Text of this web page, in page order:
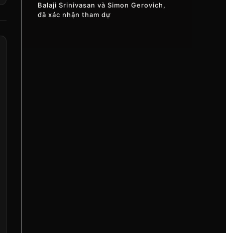
Balaji Srinivasan và Simon Gerovich,
đã xác nhận tham dự